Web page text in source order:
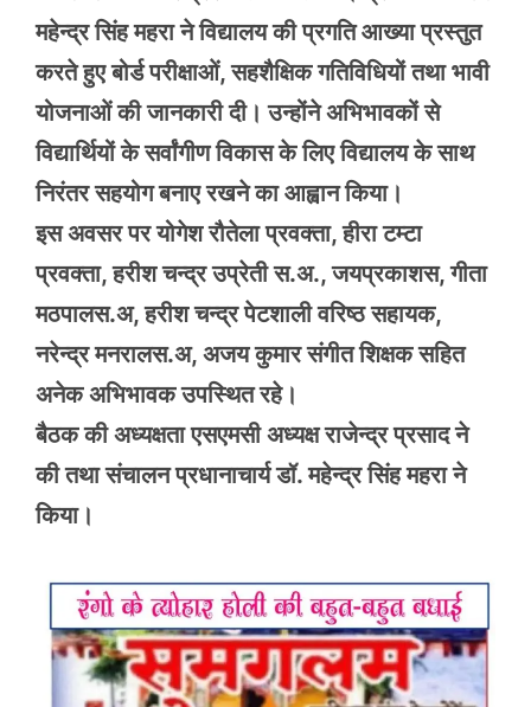
महेन्द्र सिंह महरा ने विद्यालय की प्रगति आख्या प्रस्तुत
करते हुए बोर्ड परीक्षाओं, सहशैक्षिक गतिविधियों तथा भावी
योजनाओं की जानकारी दी। उन्होंने अभिभावकों से
विद्यार्थियों के सर्वांगीण विकास के लिए विद्यालय के साथ
निरंतर सहयोग बनाए रखने का आह्वान किया।
इस अवसर पर योगेश रौतेला प्रवक्ता, हीरा टम्टा
प्रवक्ता, हरीश चन्द्र उप्रेती स.अ., जयप्रकाशस, गीता
मठपालस.अ, हरीश चन्द्र पेटशाली वरिष्ठ सहायक,
नरेन्द्र मनरालस.अ, अजय कुमार संगीत शिक्षक सहित
अनेक अभिभावक उपस्थित रहे।
बैठक की अध्यक्षता एसएमसी अध्यक्ष राजेन्द्र प्रसाद ने
की तथा संचालन प्रधानाचार्य डॉ. महेन्द्र सिंह महरा ने
किया।